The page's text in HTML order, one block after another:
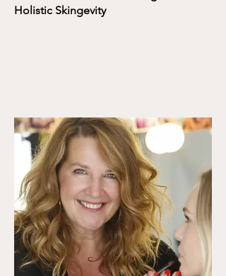
Holistic Skingevity